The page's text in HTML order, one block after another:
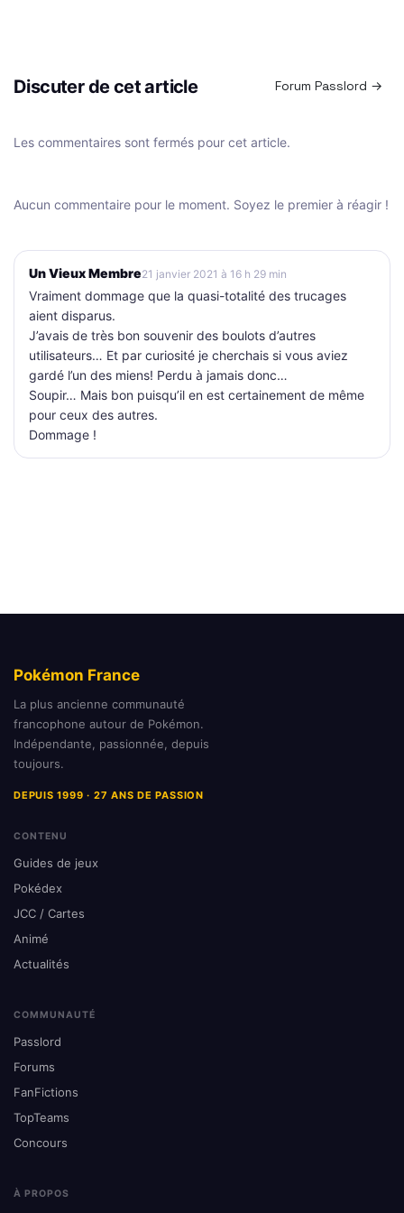
Discuter de cet article Forum Passlord →
Les commentaires sont fermés pour cet article.
Aucun commentaire pour le moment. Soyez le premier à réagir !
Un Vieux Membre21 janvier 2021 à 16 h 29 min
Vraiment dommage que la quasi-totalité des trucages
aient disparus.
J’avais de très bon souvenir des boulots d’autres
utilisateurs… Et par curiosité je cherchais si vous aviez
gardé l’un des miens! Perdu à jamais donc…
Soupir… Mais bon puisqu’il en est certainement de même
pour ceux des autres.
Dommage !
Pokémon France
La plus ancienne communauté
francophone autour de Pokémon.
Indépendante, passionnée, depuis
toujours.
DEPUIS 1999 · 27 ANS DE PASSION
CONTENU
Guides de jeux
Pokédex
JCC / Cartes
Animé
Actualités
COMMUNAUTÉ
Passlord
Forums
FanFictions
TopTeams
Concours
À PROPOS